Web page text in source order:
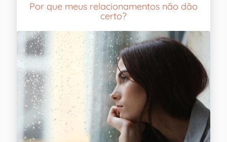
Por que meus relacionamentos não dão
certo?